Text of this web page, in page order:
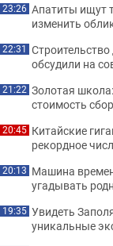
23:26 Апатиты ищут
изменить
22:31
обсудили на
21:22 Золотая
стоимость
20:45 Китайские
рекордное
20:13 Машина
угадывать
19:35 Увидеть
уникальные